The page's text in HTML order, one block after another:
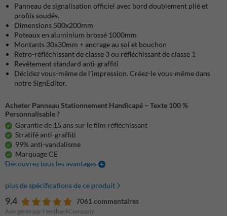
Panneau de signalisation officiel avec bord doublement plié et
profils soudés.
Dimensions 500x200mm
Poteaux en aluminium brossé 1000mm
Montants 30x30mm + ancrage au sol et bouchon
Retro-réfléchissant de classe 3 ou réfléchissant de classe 1
Revêtement standard anti-graffiti
Décidez vous-même de l'impression. Créez-le vous-même dans
notre SignEditor.
Acheter Panneau Stationnement Handicapé – Texte 100 %
Personnalisable ?
Garantie de 15 ans sur le film réfléchissant
Stratifé anti-graffiti
99% anti-vandalisme
Marquage CE
Découvrez tous les avantages
plus de spécifications de ce produit
9.4 7061 commentaires
Avis gérés par FeedbackCompany